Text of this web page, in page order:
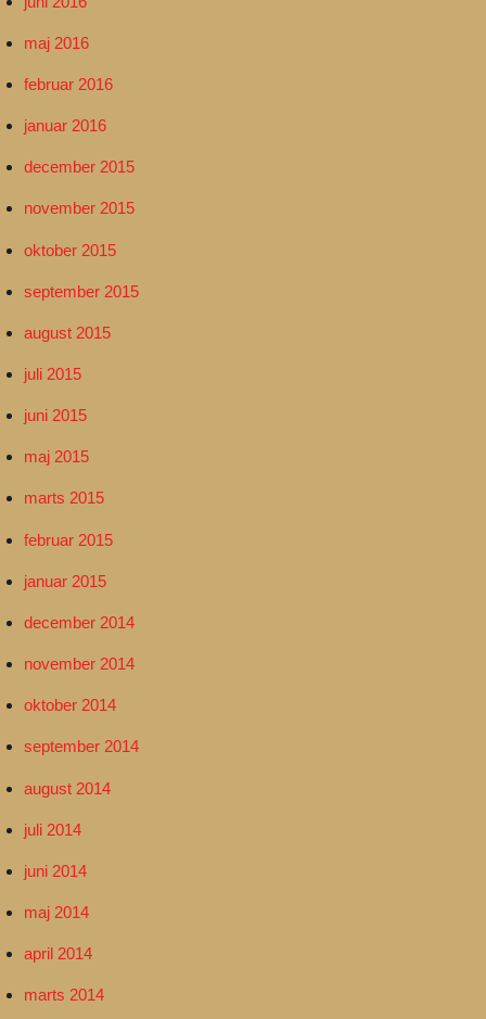
maj 2016
februar 2016
januar 2016
december 2015
november 2015
oktober 2015
september 2015
august 2015
juli 2015
juni 2015
maj 2015
marts 2015
februar 2015
januar 2015
december 2014
november 2014
oktober 2014
september 2014
august 2014
juli 2014
juni 2014
maj 2014
april 2014
marts 2014